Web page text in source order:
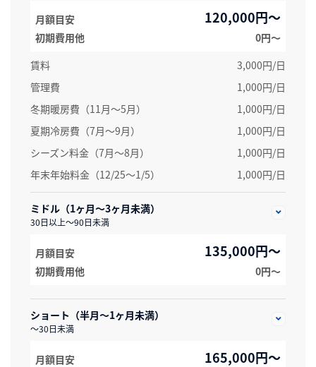
月額目安 120,000円～
初期費用他
0円〜
賃料
3,000円/日
管理費
1,000円/日
冬期暖房費（11月～5月）
1,000円/日
夏期冷房費（7月〜9月）
1,000円/日
シーズン料金（7月～8月）
1,000円/日
年末年始料金（12/25～1/5）
1,000円/日
ミドル（1ヶ月～3ヶ月未満）
30日以上～90日未満
月額目安 135,000円～
初期費用他 0円〜
ショート（半月～1ヶ月未満）
～30日未満
月額目安 165,000円～